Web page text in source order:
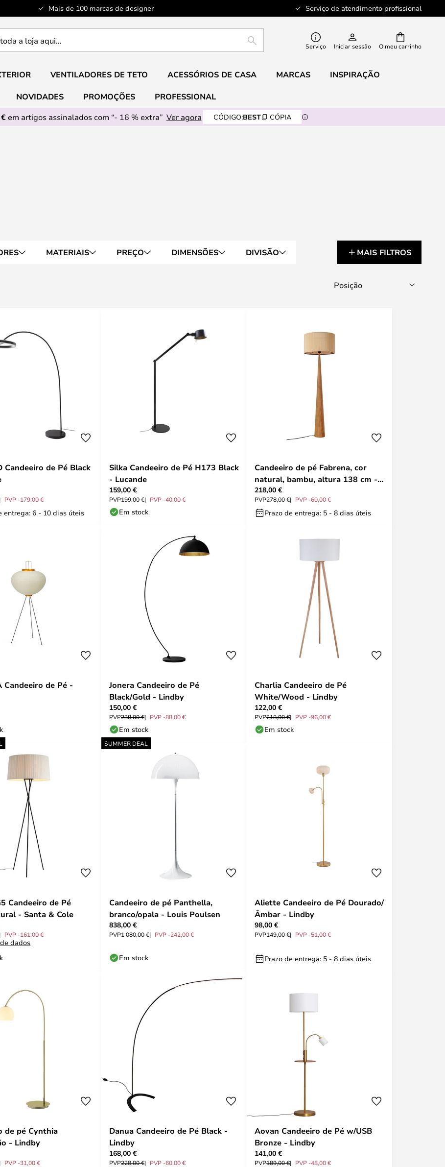
Mais de 100 marcas de designer Serviço de atendimento profissional
O meu carrinho
PESQUISAR Serviço Iniciar sessão
VENTILADORES DE TETO ACESSÓRIOS DE CASA MARCAS INSPIRAÇÃO
NOVIDADES PROMOÇÕES
PROFESSIONAL
em artigos assinalados com “- 16 % extra” Ver agora CÓDIGO:BEST CÓPIA
MATERIAIS PREÇO DIMENSÕES DIVISÃO MAIS FILTROS
Candeeiro de Pé Black
PVP -179,00 €
entrega: 6 - 10 dias úteis
Silka Candeeiro de Pé H173 Black
- Lucande
159,00 €
PVP199,00 € PVP -40,00 €
Em stock
Candeeiro de pé Fabrena, cor
natural, bambu, altura 138 cm -
Lucande
218,00 €
PVP278,00 € PVP -60,00 €
Prazo de entrega: 5 - 8 dias úteis
Candeeiro de Pé -
Jonera Candeeiro de Pé
Black/Gold - Lindby
150,00 €
PVP238,00 € PVP -88,00 €
Em stock
Charlia Candeeiro de Pé
White/Wood - Lindby
122,00 €
PVP218,00 € PVP -96,00 €
Em stock
Candeeiro de Pé
- Santa & Cole
PVP -161,00 €
dados
SUMMER DEAL
Candeeiro de pé Panthella,
branco/opala - Louis Poulsen
838,00 €
PVP1 080,00 € PVP -242,00 €
Em stock
Aliette Candeeiro de Pé Dourado/
Âmbar - Lindby
98,00 €
PVP149,00 € PVP -51,00 €
Prazo de entrega: 5 - 8 dias úteis
de pé Cynthia
- Lindby
PVP -31,00 €
Danua Candeeiro de Pé Black -
Lindby
168,00 €
PVP228,00 € PVP -60,00 €
Aovan Candeeiro de Pé w/USB
Bronze - Lindby
141,00 €
PVP189,00 € PVP -48,00 €